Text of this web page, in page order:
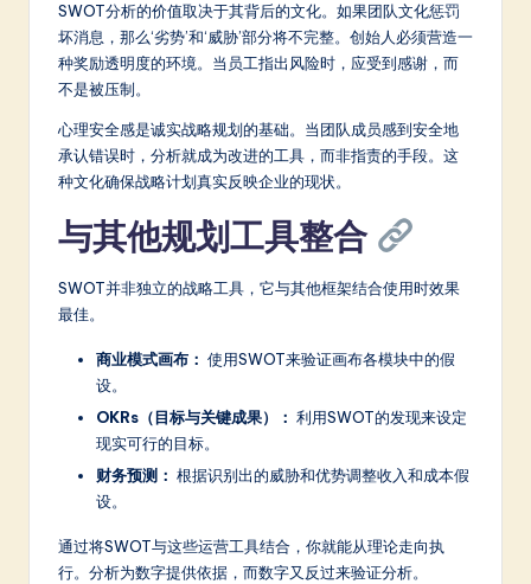
SWOT分析的价值取决于其背后的文化。如果团队文化惩罚
坏消息，那么‘劣势’和‘威胁’部分将不完整。创始人必须营造一
种奖励透明度的环境。当员工指出风险时，应受到感谢，而
不是被压制。
心理安全感是诚实战略规划的基础。当团队成员感到安全地
承认错误时，分析就成为改进的工具，而非指责的手段。这
种文化确保战略计划真实反映企业的现状。
与其他规划工具整合
SWOT并非独立的战略工具，它与其他框架结合使用时效果
最佳。
商业模式画布： 使用SWOT来验证画布各模块中的假
设。
OKRs（目标与关键成果）： 利用SWOT的发现来设定
现实可行的目标。
财务预测： 根据识别出的威胁和优势调整收入和成本假
设。
通过将SWOT与这些运营工具结合，你就能从理论走向执
行。分析为数字提供依据，而数字又反过来验证分析。